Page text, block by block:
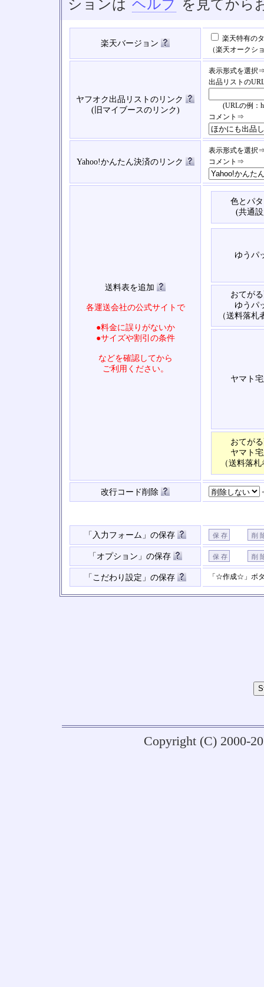
ションは ヘルプ を見てから
楽天バージョン
楽天特有の
（楽天オークシ
ヤフオク出品リストのリンク
(旧マイブースのリンク)
表示形式を選択
出品リストの
(URLの例：
コメント⇒
Yahoo!かんたん決済のリンク
表示形式を選択
コメント⇒
送料表を追加
各運送会社の公式サイトで
●料金に誤りがないか
●サイズや割引の条件
などを確認してから
ご利用ください。
色とパ
(共通
ゆうパ
おてが
ゆうパ
（送料落札
ヤマト
おてが
ヤマト
（送料落
改行コード削除
「入力フォーム」の保存
「オプション」の保存
「こだわり設定」の保存 「☆作成☆」ボ
Copyright (C) 2000-